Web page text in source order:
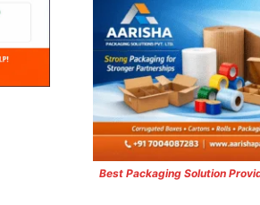
Best Packaging Solution